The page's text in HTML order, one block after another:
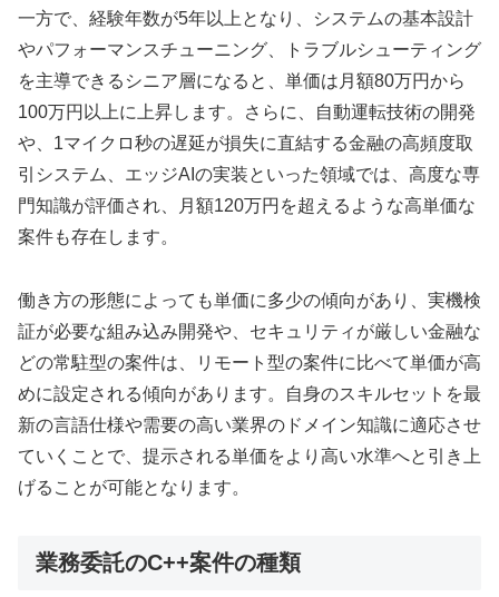
一方で、経験年数が5年以上となり、システムの基本設計
やパフォーマンスチューニング、トラブルシューティング
を主導できるシニア層になると、単価は月額80万円から
100万円以上に上昇します。さらに、自動運転技術の開発
や、1マイクロ秒の遅延が損失に直結する金融の高頻度取
引システム、エッジAIの実装といった領域では、高度な専
門知識が評価され、月額120万円を超えるような高単価な
案件も存在します。
働き方の形態によっても単価に多少の傾向があり、実機検
証が必要な組み込み開発や、セキュリティが厳しい金融な
どの常駐型の案件は、リモート型の案件に比べて単価が高
めに設定される傾向があります。自身のスキルセットを最
新の言語仕様や需要の高い業界のドメイン知識に適応させ
ていくことで、提示される単価をより高い水準へと引き上
げることが可能となります。
業務委託のC++案件の種類